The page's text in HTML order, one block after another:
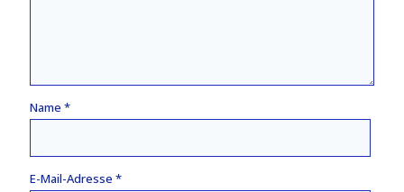
Name *
E-Mail-Adresse *